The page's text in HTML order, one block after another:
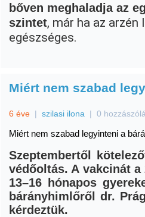
bőven meghaladja az
szintet, már ha az arzén
egészséges.
Miért nem szabad
6 éve | szilasi ilona | 0
Miért nem szabad legyinteni a
Szeptembertől
védőoltás. A vakcinát
13–16 hónapos
bárányhimlőről dr.
kérdeztük.